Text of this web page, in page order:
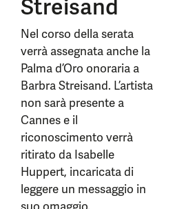
Streisand
Nel corso della serata
verrà assegnata anche la
Palma d’Oro onoraria a
Barbra Streisand. L’artista
non sarà presente a
Cannes e il
riconoscimento verrà
ritirato da Isabelle
Huppert, incaricata di
leggere un messaggio in